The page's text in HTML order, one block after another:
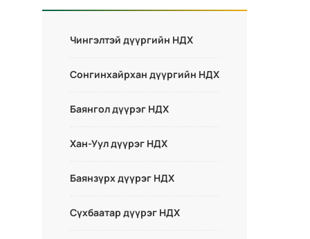
Чингэлтэй дүүргийн НДХ
Сонгинхайрхан дүүргийн НДХ
Баянгол дүүрэг НДХ
Хан-Уул дүүрэг НДХ
Баянзүрх дүүрэг НДХ
Сүхбаатар дүүрэг НДХ